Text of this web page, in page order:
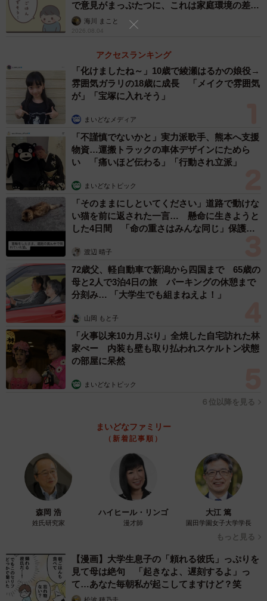
女性のおおきさに感動しっぱなしのえみりちゃん（月光もりあさん提
しかしその願いもむなしく、次の瞬間えみりちゃんは「お
っきい〜！」「それ、ぜんぶおっぱいなの？！」と大声で
問いかけます。その声はスーパーに響き渡り、母親は顔面
蒼白になるのでした。
慌てて娘をたしなめ、「すみません〜！」と妻は女性に頭
を下げます。幸い女性は笑顔で「元気でいいですね〜」と
受け流してくれましたが、母親の全身から冷や汗が吹き出
るような感覚に襲われます。そして、まだ何か言いそうな
娘の表情を見て「やめろもうっ！」「感想タレ流すな！」
と心の中で叫びつつ、そそくさとその場を離れたのでし
た。
他人の外見を大声で喋ってしまう「無垢地雷」（月光もりあさん提供）
こうして、えみりちゃんの無垢地雷期が本格的にスタート
します。出先のあちこちで繰り返される地雷発言に、大人
で意見がまっぷたつに、これは家庭環境の差？
【漫画】
海川 まこと
2026.08.04
アクセスランキング
「化けましたね～」10歳で綾瀬はるかの娘役→
雰囲気ガラリの18歳に成長 「メイクで雰囲気
が」「宝塚に入れそう」
まいどなメディア
「不謹慎でないかと」実力派歌手、熊本へ支援
物資…運搬トラックの車体デザインにためら
い 「痛いほど伝わる」「行動され立派」
まいどなトピック
「そのままにしといてください」道路で動けな
い猫を前に返された一言… 懸命に生きようと
した4日間 「命の重さはみんな同じ」保護団
渡辺 晴子
72歳父、軽自動車で新潟から四国まで 65歳の
母と2人で3泊4日の旅 パーキングの休憩まで
分刻み… 「大学生でも組まねえよ！」
山岡 もと子
「火事以来10カ月ぶり」全焼した自宅訪れた林
家ぺー 内装も壁も取り払われスケルトン状態
の部屋に呆然
まいどなトピック
６位以降を見る
まいどなファミリー
（新着記事順）
森岡 浩
姓氏研究家
ハイヒール・リンゴ
漫才師
大江 篤
園田学園女子大学学長
もっと見る
【漫画】大学生息子の「頼れる彼氏」っぷりを
見て母は絶句 「起きなよ、遅刻するよ」っ
て…あなた毎朝私が起こしてますけど？笑
松波 穂乃圭